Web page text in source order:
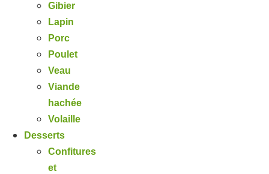
Gibier
Lapin
Porc
Poulet
Veau
Viande
hachée
Volaille
Desserts
Confitures
et